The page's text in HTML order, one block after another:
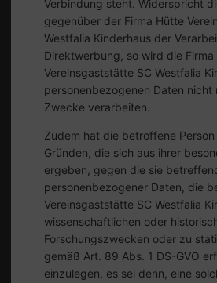
Verbindung steht. Widerspricht
gegenüber der Firma Hütte
Westfalia Kinderhaus der
Direktwerbung, so wird die Firma
Vereinsgaststätte SC Westfalia
personenbezogenen Daten nicht
Zwecke verarbeiten.
Zudem hat die betroffene
Gründen, die sich aus ihrer
ergeben, gegen die sie
personenbezogener Daten, die
Vereinsgaststätte SC Westfalia
wissenschaftlichen oder
Forschungszwecken oder zu
gemäß Art. 89 Abs. 1 DS-GVO
einzulegen, es sei denn, eine